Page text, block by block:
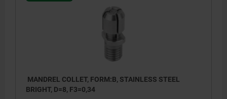
MANDREL COLLET, FORM:B, STAINLESS STEEL
BRIGHT, D=8, F3=0,34